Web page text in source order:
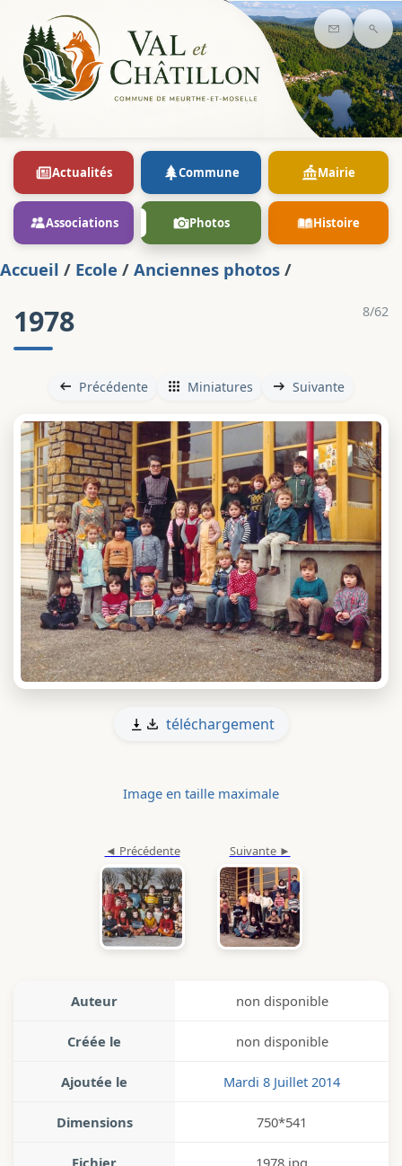
Contact
Actualités Commune Mairie
Associations Photos Histoire
Accueil / Ecole / Anciennes photos /
8/62
1978
Précédente Miniatures Suivante
téléchargement
Image en taille maximale
Auteur non disponible
Créée le non disponible
Ajoutée le Mardi 8 Juillet 2014
Dimensions 750*541
Fichier 1978.jpg